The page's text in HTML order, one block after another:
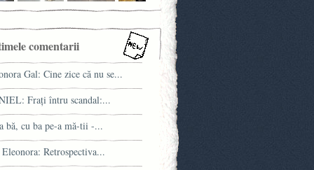
comentarii
Gal: Cine zice că nu se...
Fraţi întru scandal:...
bă, cu ba pe-a mă-tii -...
Retrospectiva...